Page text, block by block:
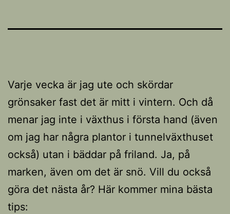
Varje vecka är jag ute och skördar
grönsaker fast det är mitt i vintern. Och då
menar jag inte i växthus i första hand (även
om jag har några plantor i tunnelväxthuset
också) utan i bäddar på friland. Ja, på
marken, även om det är snö. Vill du också
göra det nästa år? Här kommer mina bästa
tips: